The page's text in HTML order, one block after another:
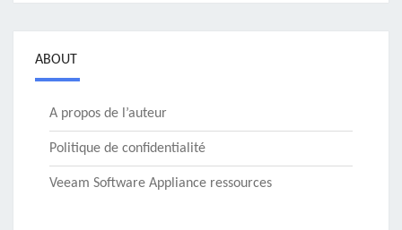
ABOUT
A propos de l’auteur
Politique de confidentialité
Veeam Software Appliance ressources